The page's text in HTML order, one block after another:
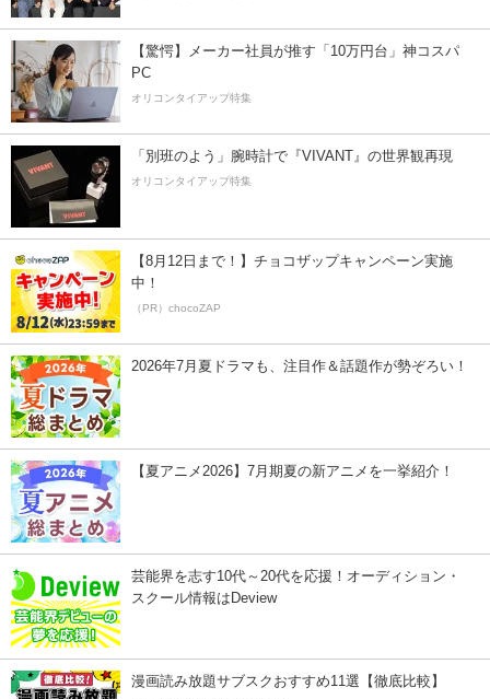
【驚愕】メーカー社員が推す「10万円台」神コスパ
PC
オリコンタイアップ特集
「別班のよう」腕時計で『VIVANT』の世界観再現
オリコンタイアップ特集
【8月12日まで！】チョコザップキャンペーン実施
中！
（PR）chocoZAP
2026年7月夏ドラマも、注目作＆話題作が勢ぞろい！
【夏アニメ2026】7月期夏の新アニメを一挙紹介！
芸能界を志す10代～20代を応援！オーディション・
スクール情報はDeview
漫画読み放題サブスクおすすめ11選【徹底比較】